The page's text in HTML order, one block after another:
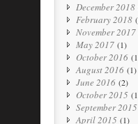
December 2018
February 2018
November 2017
May 2017 (1)
October 2016
August 2016 (1)
June 2016 (2)
October 2015
September 2015
April 2015 (1)